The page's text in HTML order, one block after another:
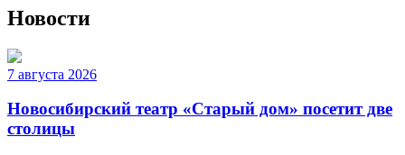
Новости
7 августа 2026
Новосибирский театр «Старый дом» посетит две
столицы